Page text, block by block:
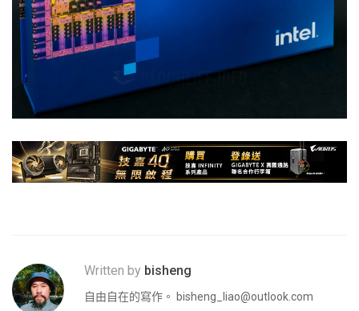
Written by bisheng
自由自在的寫作。 bisheng_liao@outlook.com